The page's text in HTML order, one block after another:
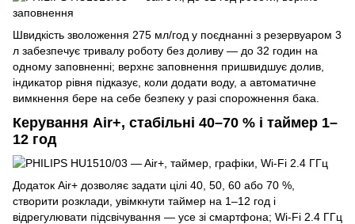
Швидкість зволоження 275 мл/год у поєднанні з резервуаром 3
л забезпечує тривалу роботу без доливу — до 32 годин на
одному заповненні; верхнє заповнення пришвидшує долив,
індикатор рівня підказує, коли додати воду, а автоматичне
вимкнення бере на себе безпеку у разі спорожнення бака.
Керування Air+, стабільні 40–70 % і таймер 1–
12 год
Додаток Air+ дозволяє задати цілі 40, 50, 60 або 70 %,
створити розклади, увімкнути таймер на 1–12 год і
відрегулювати підсвічування — усе зі смартфона; Wi-Fi 2.4 ГГц